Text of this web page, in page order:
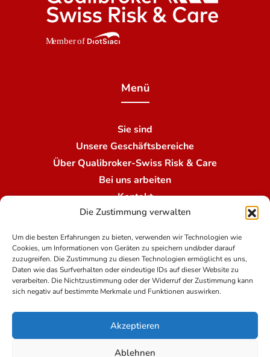
Die Zustimmung verwalten
Um die besten Erfahrungen zu bieten, verwenden wir Technologien wie
Cookies, um Informationen von Geräten zu speichern und/oder darauf
zuzugreifen. Die Zustimmung zu diesen Technologien ermöglicht es uns,
Daten wie das Surfverhalten oder eindeutige IDs auf dieser Website zu
verarbeiten. Die Nichtzustimmung oder der Widerruf der Zustimmung kann
sich negativ auf bestimmte Merkmale und Funktionen auswirken.
Akzeptieren
Ablehnen
Menü
Sie sind
Unsere Geschäftsbereiche
Über Qualibroker-Swiss Risk & Care
Bei uns arbeiten
Kontakt
Unsere Niederlassungen
Nutzungsbedingungen
Rechtshinweise
Die Datenschutzpolitik bei Qualibroker-Swiss Risk
& Care
Impressum